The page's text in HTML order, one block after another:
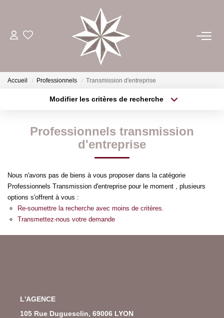
ACHETER
ESTIMER
GÉRER
NOTRE AGENCE
Accueil Professionnels Transmission d'entreprise
Modifier les critères de recherche
Type de bien
Surface min
Créer une alerte
Professionnels transmission
d'entreprise
Nous n'avons pas de biens à vous proposer dans la catégorie
Professionnels Transmission d'entreprise pour le moment , plusieurs
options s'offrent à vous :
Re-soumettre la recherche avec moins de critères.
Transmettez-nous votre demande
L'AGENCE
105 Rue Duguesclin, 69006 LYON